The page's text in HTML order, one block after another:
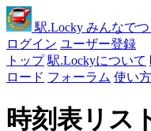
駅.Locky みんなで
ログイン ユーザー登録
トップ 駅.Lockyについて
ロード フォーラム 使い方
時刻表リス